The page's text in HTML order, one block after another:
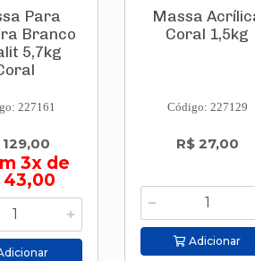
Para
Branco
5,7kg
227161
129,00
3x de
43,00
Massa
Coral 1,5kg
Código: 227129
R$ 27,00
Adicionar